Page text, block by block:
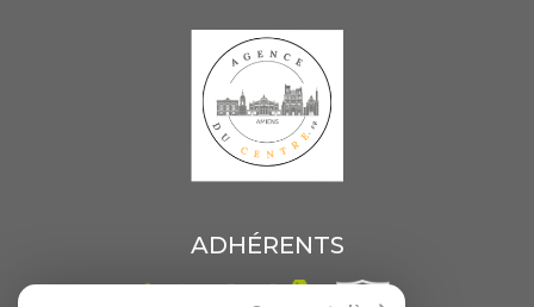
ADHÉRENTS